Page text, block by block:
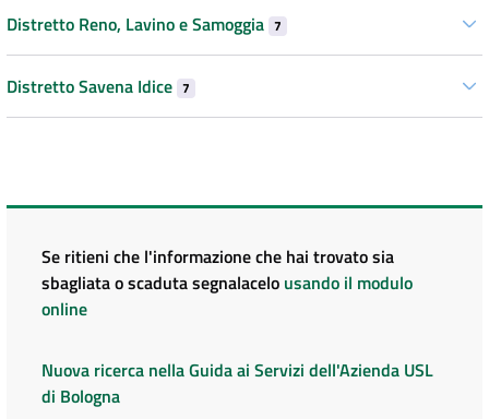
Distretto Reno, Lavino e Samoggia 7
Distretto Savena Idice 7
Se ritieni che l'informazione che hai trovato sia
sbagliata o scaduta segnalacelo usando il modulo
online
Nuova ricerca nella Guida ai Servizi dell'Azienda USL
di Bologna